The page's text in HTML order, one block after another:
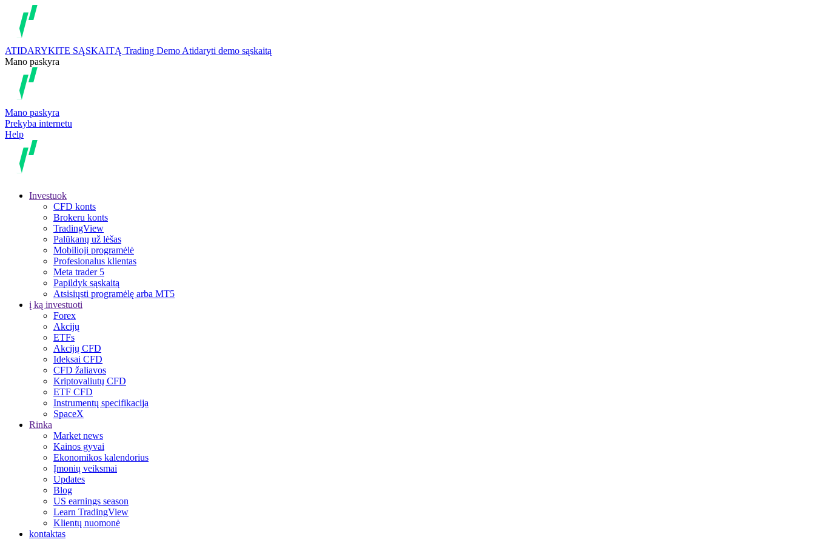
ATIDARYKITE SĄSKAITĄ Trading Demo Atidaryti demo sąskaitą
Mano paskyra
Mano paskyra
Prekyba internetu
Help
Investuok
CFD konts
Brokeru konts
TradingView
Palūkanų už lėšas
Mobilioji programėlė
Profesionalus klientas
Meta trader 5
Papildyk sąskaitą
Atsisiųsti programėlę arba MT5
į ką investuoti
Forex
Akcijų
ETFs
Akcijų CFD
Ideksai CFD
CFD žaliavos
Kriptovaliutų CFD
ETF CFD
Instrumentų specifikacija
SpaceX
Rinka
Market news
Kainos gyvai
Ekonomikos kalendorius
Įmonių veiksmai
Updates
Blog
US earnings season
Learn TradingView
Klientų nuomonė
kontaktas